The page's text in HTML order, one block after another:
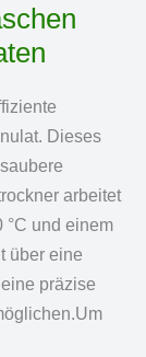
Dieses
arbeitet
°C und einem
über eine
präzise